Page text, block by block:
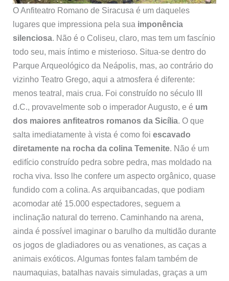
O Anfiteatro Romano de Siracusa é um daqueles
lugares que impressiona pela sua imponência
silenciosa. Não é o Coliseu, claro, mas tem um fascínio
todo seu, mais íntimo e misterioso. Situa-se dentro do
Parque Arqueológico da Neápolis, mas, ao contrário do
vizinho Teatro Grego, aqui a atmosfera é diferente:
menos teatral, mais crua. Foi construído no século III
d.C., provavelmente sob o imperador Augusto, e é um
dos maiores anfiteatros romanos da Sicília. O que
salta imediatamente à vista é como foi escavado
diretamente na rocha da colina Temenite. Não é um
edifício construído pedra sobre pedra, mas moldado na
rocha viva. Isso lhe confere um aspecto orgânico, quase
fundido com a colina. As arquibancadas, que podiam
acomodar até 15.000 espectadores, seguem a
inclinação natural do terreno. Caminhando na arena,
ainda é possível imaginar o barulho da multidão durante
os jogos de gladiadores ou as venationes, as caças a
animais exóticos. Algumas fontes falam também de
naumaquias, batalhas navais simuladas, graças a um